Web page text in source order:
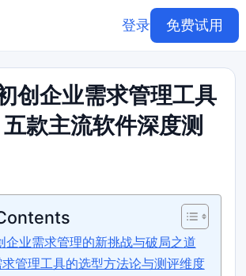
登录 免费试用
创企业需求管理工具
款主流软件深度测
企业需求管理的新挑战与破局之道
管理工具的选型方法论与测评维度